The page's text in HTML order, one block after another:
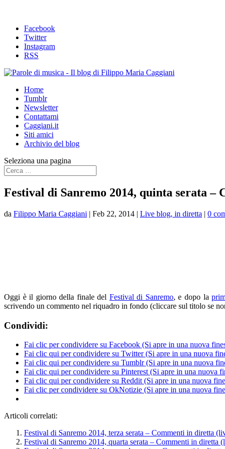
Facebook
Twitter
Instagram
RSS
Home
Tumblr
Newsletter
Contattami
Caggiani.it
Siti amici
Archivio del blog
Seleziona una pagina
Festival di Sanremo 2014, quinta serata
da Filippo Maria Caggiani | Feb 22, 2014 | Live blog, in diretta | 0
Oggi è il giorno della finale del Festival di Sanremo, e dopo la
scrivendo un commento nel riquadro in fondo (cliccare sul titolo se
Condividi:
Fai clic per condividere su Facebook (Si apre in una nuova
Fai clic qui per condividere su Twitter (Si apre in una nuova
Fai clic qui per condividere su Tumblr (Si apre in una nuova
Fai clic qui per condividere su Pinterest (Si apre in una nuova
Fai clic qui per condividere su Reddit (Si apre in una nuova
Fai clic per condividere su OkNotizie (Si apre in una nuova
Articoli correlati:
Festival di Sanremo 2014, terza serata – Commenti in diretta
Festival di Sanremo 2014, quarta serata – Commenti in diretta